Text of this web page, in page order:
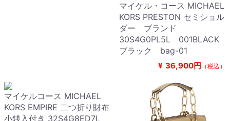
マイケル・コース MICHAEL
KORS PRESTON セミショル
ダー ブランド
30S4G0PL5L 001BLACK
ブラック bag-01
¥ 36,900円 （税込）
マイケルコース MICHAEL
KORS EMPIRE 二つ折り財布
小銭入付き 32S4G8ED7L